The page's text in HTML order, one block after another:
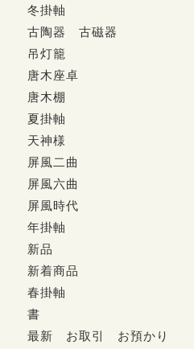
冬掛軸
古陶器 古磁器
吊灯籠
唐木座卓
唐木棚
夏掛軸
天神様
屏風二曲
屏風六曲
屏風時代
年掛軸
新品
新着商品
春掛軸
書
最新 お取引 お預かり